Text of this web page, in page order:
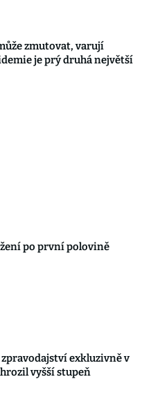
zmutovat, varují
je prý druhá největší
po první polovině
zpravodajství exkluzivně v
vyšší stupeň